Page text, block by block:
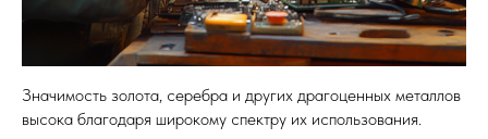
Значимость золота, серебра и других драгоценных металлов
высока благодаря широкому спектру их использования.